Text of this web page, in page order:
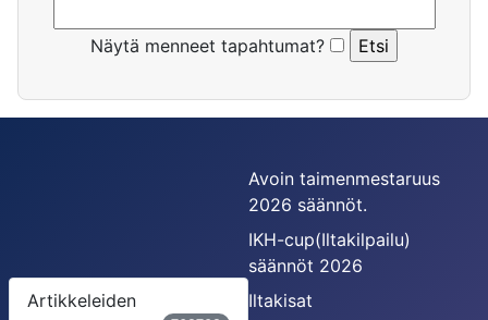
Näytä menneet tapahtumat?
Artikkeleiden
Avoin taimenmestaruus
2026 säännöt.
IKH-cup(Iltakilpailu)
säännöt 2026
Iltakisat